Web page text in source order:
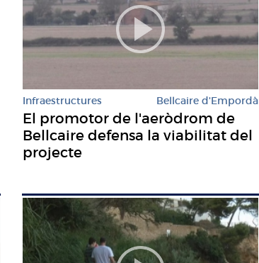
Infraestructures Bellcaire d'Empordà
El promotor de l'aeròdrom de
Bellcaire defensa la viabilitat del
projecte